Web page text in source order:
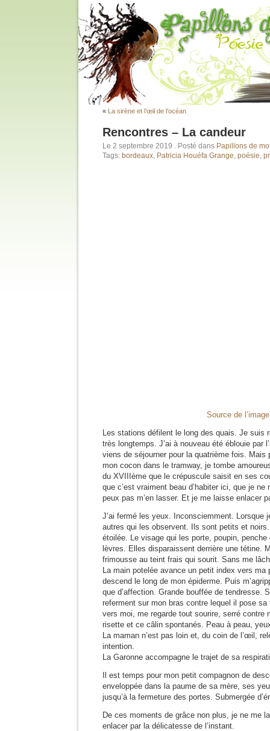
« La sirène et l’œil de l’océan
Rencontres – La candeur
Le 2 septembre 2019 . Posté dans Papillons de
Tags: bordeaux, Patricia Houéfa Grange, poésie,
Source de l’image
Les stations défilent le long des quais. Je suis
très longtemps. J’ai à nouveau été éblouie par
viens de séjourner pour la quatrième fois. Mais
mon cocon dans le tramway, je tombe
du XVIIIème que le crépuscule saisit en ses
que c’est vraiment beau d’habiter ici, que je ne
peux pas m’en lasser. Et je me laisse enlacer
J’ai fermé les yeux. Inconsciemment. Lorsque
autres qui les observent. Ils sont petits et
étoilée. Le visage qui les porte, poupin,
lèvres. Elles disparaissent derrière une tétine.
frimousse au teint frais qui sourit. Sans me
La main potelée avance un petit index vers ma
descend le long de mon épiderme. Puis
que d’affection. Grande bouffée de tendresse.
referment sur mon bras contre lequel il pose
vers moi, me regarde tout sourire, serré contre
risette et ce câlin spontanés. Peau à peau,
La maman n’est pas loin et, du coin de l’œil,
intention.
La Garonne accompagne le trajet de sa
Il est temps pour mon petit compagnon de
enveloppée dans la paume de sa mère, ses
jusqu’à la fermeture des portes. Submergée
De ces moments de grâce non plus, je ne me
enlacer par la délicatesse de l’instant.